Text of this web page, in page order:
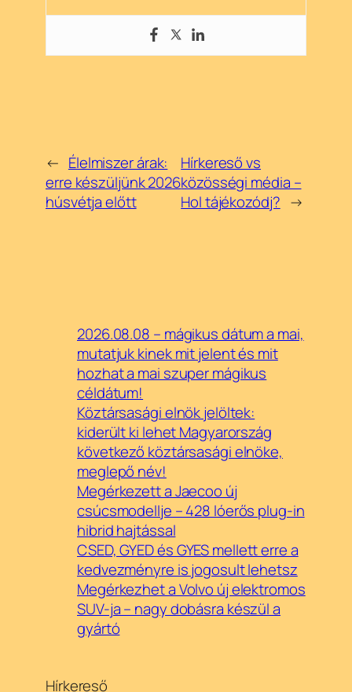
← Élelmiszer árak:
erre készüljünk 2026
húsvétja előtt
Hírkereső vs
közösségi média –
Hol tájékozódj? →
2026.08.08 – mágikus dátum a mai,
mutatjuk kinek mit jelent és mit
hozhat a mai szuper mágikus
céldátum!
Köztársasági elnök jelöltek:
kiderült ki lehet Magyarország
következő köztársasági elnöke,
meglepő név!
Megérkezett a Jaecoo új
csúcsmodellje – 428 lóerős plug-in
hibrid hajtással
CSED, GYED és GYES mellett erre a
kedvezményre is jogosult lehetsz
Megérkezhet a Volvo új elektromos
SUV-ja – nagy dobásra készül a
gyártó
Hírkereső